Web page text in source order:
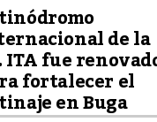
de la
ITA fue
fortalecer el
en Buga